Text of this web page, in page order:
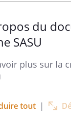
PREMIERE
de ce jour et
du
SASU
plus sur la
tout |